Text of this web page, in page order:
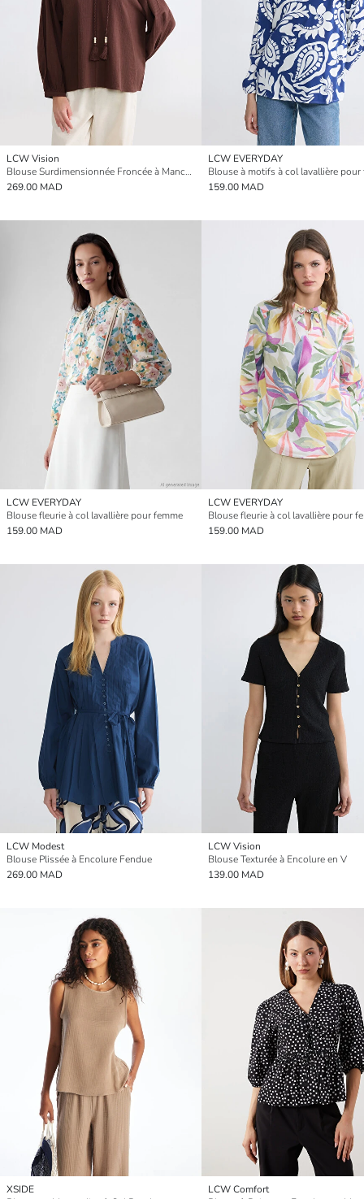
LCW Vision
Blouse Surdimensionnée Froncée à Manches Ballon
269.00 MAD
LCW EVERYDAY
Blouse à motifs à col lavallière pour
159.00 MAD
LCW EVERYDAY
Blouse fleurie à col lavallière pour femme
159.00 MAD
LCW EVERYDAY
Blouse fleurie à col lavallière pour
159.00 MAD
LCW Modest
Blouse Plissée à Encolure Fendue
269.00 MAD
LCW Vision
Blouse Texturée à Encolure en V
139.00 MAD
XSIDE
LCW Comfort